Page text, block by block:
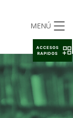
MENÚ
ACCESOS
RAPIDOS